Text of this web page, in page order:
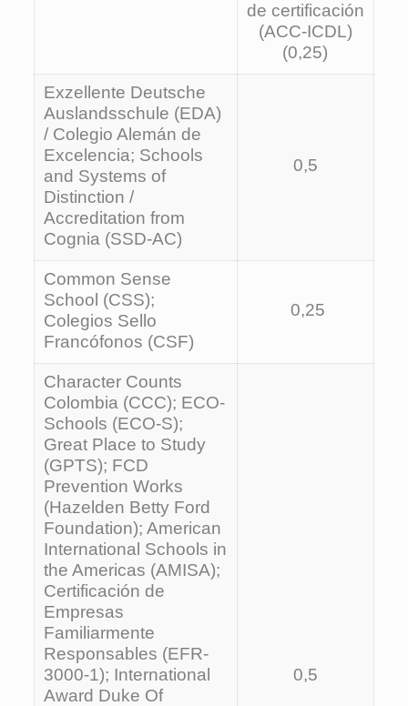
de certificación
(ACC-ICDL)
(0,25)
Exzellente Deutsche
Auslandsschule (EDA)
/ Colegio Alemán de
Excelencia; Schools
and Systems of
Distinction /
Accreditation from
Cognia (SSD-AC)
0,5
Common Sense
School (CSS);
Colegios Sello
Francófonos (CSF)
0,25
Character Counts
Colombia (CCC); ECO-
Schools (ECO-S);
Great Place to Study
(GPTS); FCD
Prevention Works
(Hazelden Betty Ford
Foundation); American
International Schools in
the Americas (AMISA);
Certificación de
Empresas
Familiarmente
Responsables (EFR-
3000-1); International
Award Duke Of
0,5